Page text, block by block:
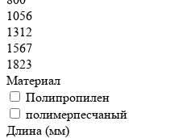
1056
1312
1567
1823
Материал
Полипропилен
полимерпесчаный
Длина (мм)